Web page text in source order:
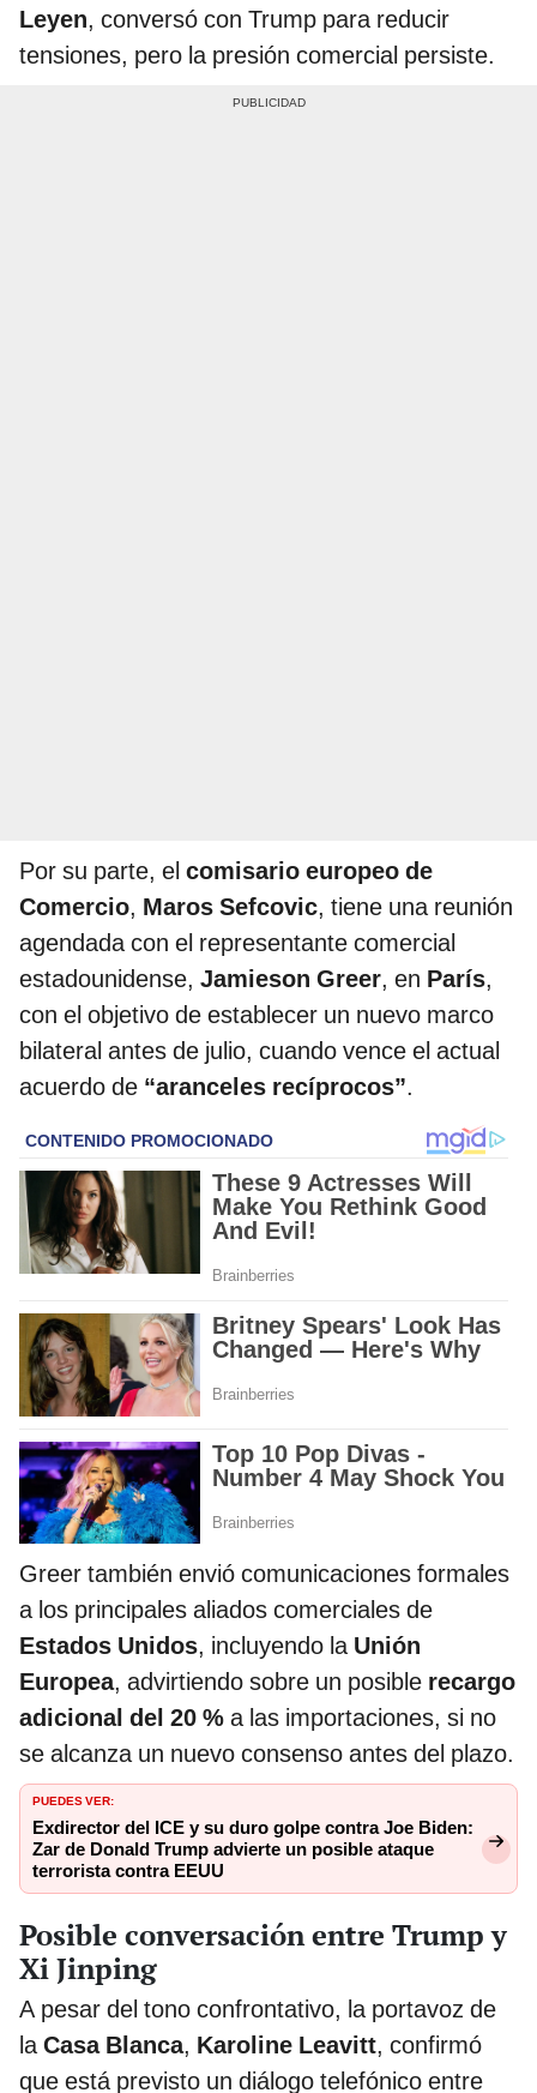
Leyen, conversó con Trump para reducir
tensiones, pero la presión comercial persiste.
Por su parte, el comisario europeo de
Comercio, Maros Sefcovic, tiene una reunión
agendada con el representante comercial
estadounidense, Jamieson Greer, en París,
con el objetivo de establecer un nuevo marco
bilateral antes de julio, cuando vence el actual
acuerdo de “aranceles recíprocos”.
Greer también envió comunicaciones formales
a los principales aliados comerciales de
Estados Unidos, incluyendo la Unión
Europea, advirtiendo sobre un posible recargo
adicional del 20 % a las importaciones, si no
se alcanza un nuevo consenso antes del plazo.
PUEDES VER:
Exdirector del ICE y su duro golpe contra Joe Biden:
Zar de Donald Trump advierte un posible ataque
terrorista contra EEUU
Posible conversación entre Trump y
Xi Jinping
A pesar del tono confrontativo, la portavoz de
laCasa Blanca, Karoline Leavitt, confirmó
que está previsto un diálogo telefónico entre